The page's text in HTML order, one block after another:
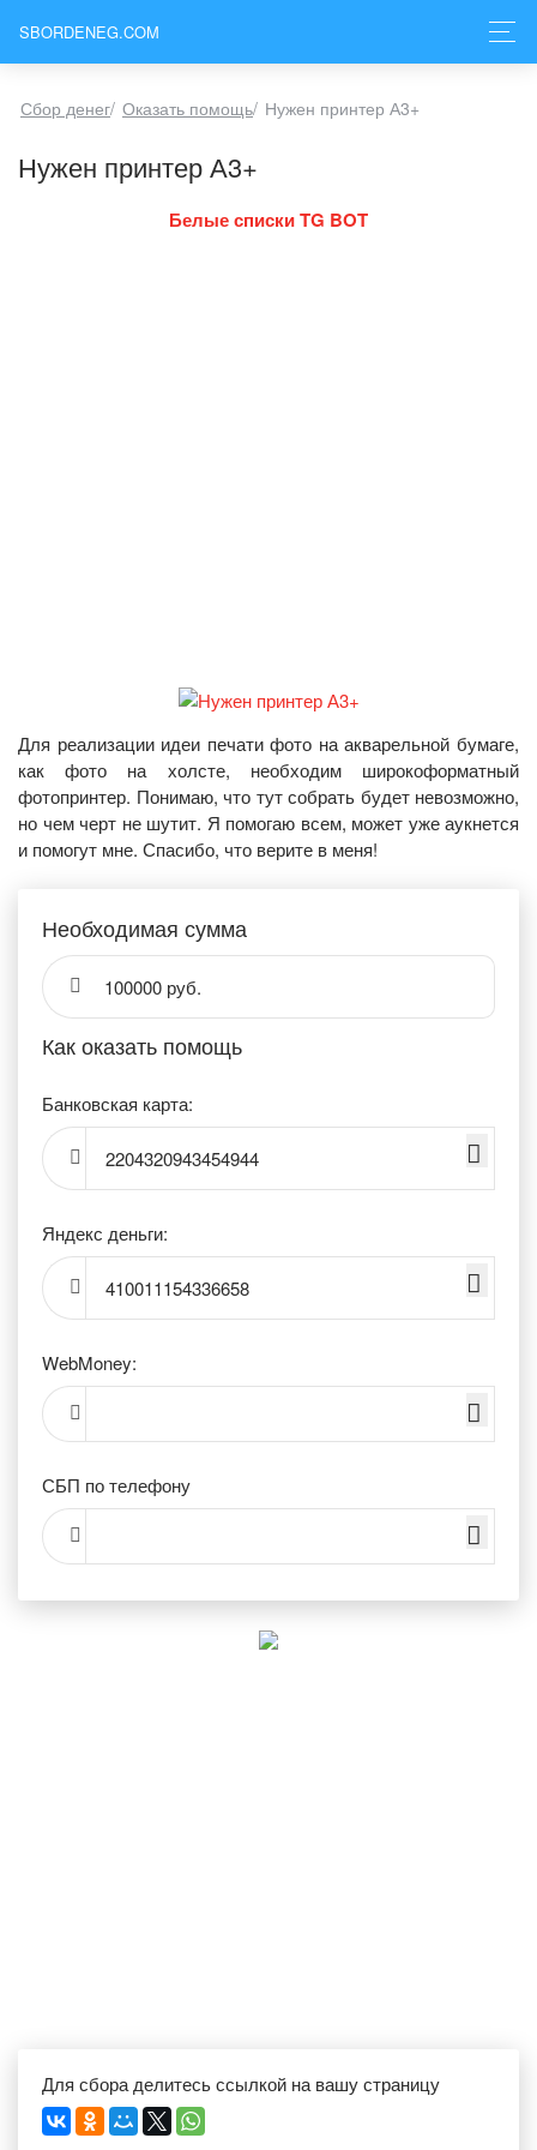
SBORDENEG.COM
Сбор денег/ Оказать помощь/ Нужен принтер А3+
Нужен принтер А3+
Белые списки TG BOT
Для реализации идеи печати фото на акварельной бумаге,
как фото на холсте, необходим широкоформатный
фотопринтер. Понимаю, что тут собрать будет невозможно,
но чем черт не шутит. Я помогаю всем, может уже аукнется
и помогут мне. Спасибо, что верите в меня!
Необходимая сумма
100000 руб.
Как оказать помощь
Банковская карта:
2204320943454944
Яндекс деньги:
410011154336658
WebMoney:
СБП по телефону
Для сбора делитесь ссылкой на вашу страницу